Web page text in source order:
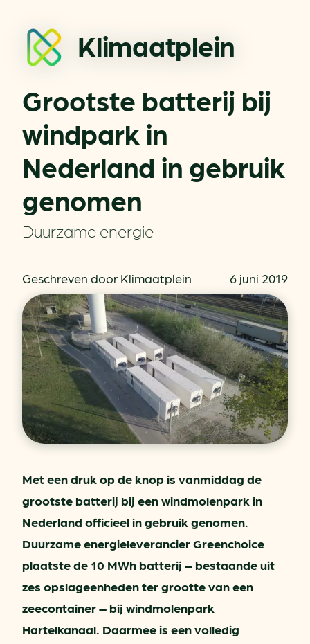
Klimaatplein
Grootste batterij bij
windpark in
Nederland in gebruik
genomen
Duurzame energie
Geschreven door Klimaatplein 6 juni 2019
Met een druk op de knop is vanmiddag de
grootste batterij bij een windmolenpark in
Nederland officieel in gebruik genomen.
Duurzame energieleverancier Greenchoice
plaatste de 10 MWh batterij – bestaande uit
zes opslageenheden ter grootte van een
zeecontainer – bij windmolenpark
Hartelkanaal. Daarmee is een volledig